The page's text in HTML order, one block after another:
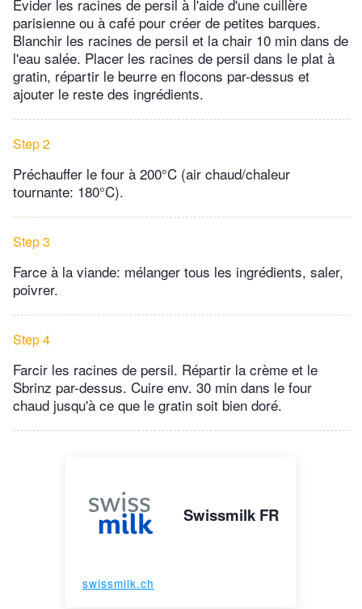
Évider les racines de persil à l'aide d'une cuillère
parisienne ou à café pour créer de petites barques.
Blanchir les racines de persil et la chair 10 min dans de
l'eau salée. Placer les racines de persil dans le plat à
gratin, répartir le beurre en flocons par-dessus et
ajouter le reste des ingrédients.
Step 2
Préchauffer le four à 200°C (air chaud/chaleur
tournante: 180°C).
Step 3
Farce à la viande: mélanger tous les ingrédients, saler,
poivrer.
Step 4
Farcir les racines de persil. Répartir la crème et le
Sbrinz par-dessus. Cuire env. 30 min dans le four
chaud jusqu'à ce que le gratin soit bien doré.
Swissmilk FR
swissmilk.ch